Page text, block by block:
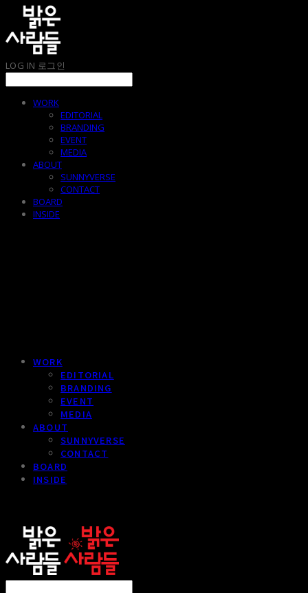
LOG IN 로그인
WORK
EDITORIAL
BRANDING
EVENT
MEDIA
ABOUT
SUNNYVERSE
CONTACT
BOARD
INSIDE
WORK
EDITORIAL
BRANDING
EVENT
MEDIA
ABOUT
SUNNYVERSE
CONTACT
BOARD
INSIDE